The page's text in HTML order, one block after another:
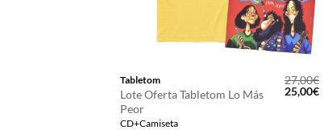
Tabletom
Lote Oferta Tabletom Lo Más
Peor
CD+Camiseta
27,00€
El
precio
25,00€El